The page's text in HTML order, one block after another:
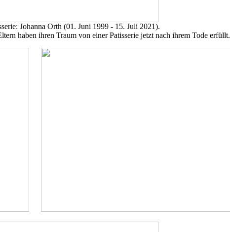
Johanna Orth (01. Juni 1999 - 15. Juli 2021).
haben ihren Traum von einer Patisserie jetzt nach ihrem Tode erfüllt.